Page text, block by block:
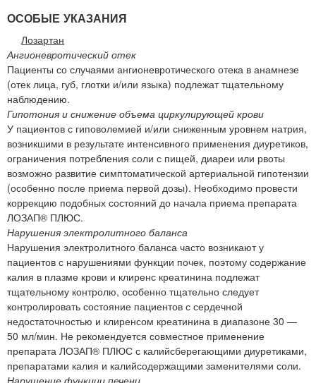
ОСОБЫЕ УКАЗАНИЯ
Лозартан
Ангионевротический отек
Пациенты со случаями ангионевротического отека в анамнезе
(отек лица, губ, глотки и/или языка) подлежат тщательному
наблюдению.
Гипотония и снижение объема циркулирующей крови
У пациентов с гиповолемией и/или сниженным уровнем натрия,
возникшими в результате интенсивного применения диуретиков,
ограничения потребления соли с пищей, диареи или рвоты
возможно развитие симптоматической артериальной гипотензии
(особенно после приема первой дозы). Необходимо провести
коррекцию подобных состояний до начала приема препарата
ЛОЗАП® ПЛЮС.
Нарушения электролитного баланса
Нарушения электролитного баланса часто возникают у
пациентов с нарушениями функции почек, поэтому содержание
калия в плазме крови и клиренс креатинина подлежат
тщательному контролю, особенно тщательно следует
контролировать состояние пациентов с сердечной
недостаточностью и клиренсом креатинина в диапазоне 30 —
50 мл/мин. Не рекомендуется совместное применение
препарата ЛОЗАП® ПЛЮС с калийсберегающими диуретиками,
препаратами калия и калийсодержащими заменителями соли.